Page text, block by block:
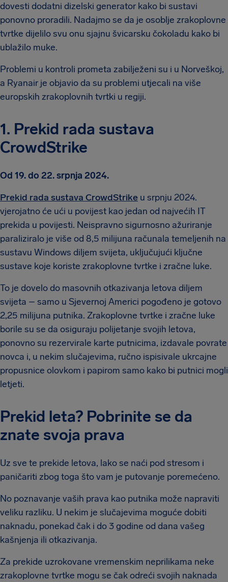
dovesti dodatni dizelski generator kako bi sustavi
ponovno proradili. Nadajmo se da je osoblje zrakoplovne
tvrtke dijelilo svu onu sjajnu švicarsku čokoladu kako bi
ublažilo muke.
Problemi u kontroli prometa zabilježeni su i u Norveškoj,
a Ryanair je objavio da su problemi utjecali na više
europskih zrakoplovnih tvrtki u regiji.
1. Prekid rada sustava
CrowdStrike
Od 19. do 22. srpnja 2024.
Prekid rada sustava CrowdStrike u srpnju 2024.
vjerojatno će ući u povijest kao jedan od najvećih IT
prekida u povijesti. Neispravno sigurnosno ažuriranje
paraliziralo je više od 8,5 milijuna računala temeljenih na
sustavu Windows diljem svijeta, uključujući ključne
sustave koje koriste zrakoplovne tvrtke i zračne luke.
To je dovelo do masovnih otkazivanja letova diljem
svijeta – samo u Sjevernoj Americi pogođeno je gotovo
2,25 milijuna putnika. Zrakoplovne tvrtke i zračne luke
borile su se da osiguraju polijetanje svojih letova,
ponovno su rezervirale karte putnicima, izdavale povrate
novca i, u nekim slučajevima, ručno ispisivale ukrcajne
propusnice olovkom i papirom samo kako bi putnici mogli
letjeti.
Prekid leta? Pobrinite se da
znate svoja prava
Uz sve te prekide letova, lako se naći pod stresom i
paničariti zbog toga što vam je putovanje poremećeno.
No poznavanje vaših prava kao putnika može napraviti
veliku razliku. U nekim je slučajevima moguće dobiti
naknadu, ponekad čak i do 3 godine od dana vašeg
kašnjenja ili otkazivanja.
Za prekide uzrokovane vremenskim neprilikama neke
zrakoplovne tvrtke mogu se čak odreći svojih naknada